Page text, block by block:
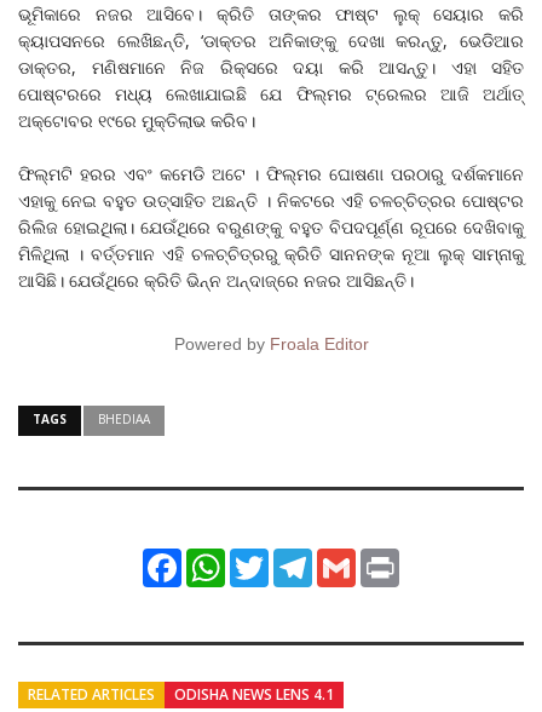
ଭୂମିକାରେ ନଜର ଆସିବେ। କ୍ରିତି ତାଙ୍କର ଫାଷ୍ଟ ଲୁକ୍ ସେୟାର କରି
କ୍ୟାପସନରେ ଲେଖିଛନ୍ତି, ‘ଡାକ୍ତର ଅନିକାଙ୍କୁ ଦେଖା କରନ୍ତୁ, ଭେଡିଆର
ଡାକ୍ତର, ମଣିଷମାନେ ନିଜ ରିକ୍ସରେ ଦୟା କରି ଆସନ୍ତୁ। ଏହା ସହିତ
ପୋଷ୍ଟରରେ ମଧ୍ୟ ଲେଖାଯାଇଛି ଯେ ଫିଲ୍ମର ଟ୍ରେଲର ଆଜି ଅର୍ଥାତ୍
ଅକ୍ଟୋବର ୧୯ରେ ମୁକ୍ତିଲାଭ କରିବ।
ଫିଲ୍ମଟି ହରର ଏବଂ କମେଡି ଅଟେ । ଫିଲ୍ମର ଘୋଷଣା ପରଠାରୁ ଦର୍ଶକମାନେ
ଏହାକୁ ନେଇ ବହୁତ ଉତ୍ସାହିତ ଅଛନ୍ତି । ନିକଟରେ ଏହି ଚଳଚ୍ଚିତ୍ରର ପୋଷ୍ଟର
ରିଲିଜ ହୋଇଥିଲା। ଯେଉଁଥିରେ ବରୁଣଙ୍କୁ ବହୁତ ବିପଦପୂର୍ଣ୍ଣ ରୂପରେ ଦେଖିବାକୁ
ମିଳିଥିଲା । ବର୍ତ୍ତମାନ ଏହି ଚଳଚ୍ଚିତ୍ରରୁ କ୍ରିତି ସାନନଙ୍କ ନୂଆ ଲୁକ୍ ସାମ୍ନାକୁ
ଆସିଛି। ଯେଉଁଥିରେ କ୍ରିତି ଭିନ୍ନ ଅନ୍ଦାଜ୍‌ରେ ନଜର ଆସିଛନ୍ତି।
Powered by Froala Editor
TAGS BHEDIAA
FacebookWhatsApp
TwitterTelegram
Gmail
RELATED ARTICLES ODISHA NEWS LENS 4.1